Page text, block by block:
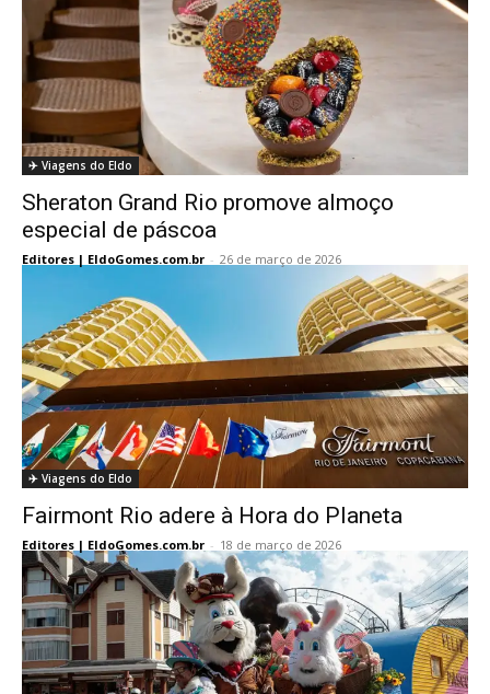
✈️ Viagens do Eldo
Sheraton Grand Rio promove almoço
especial de páscoa
Editores | EldoGomes.com.br - 26 de março de 2026
✈️ Viagens do Eldo
Fairmont Rio adere à Hora do Planeta
Editores | EldoGomes.com.br - 18 de março de 2026